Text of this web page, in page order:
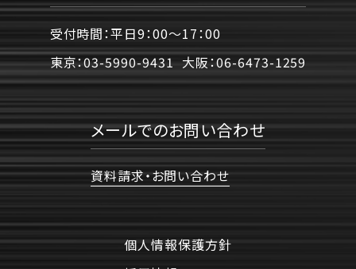
受付時間：平日9：00〜17：00
東京：03-5990-9431 大阪：06-6473-1259
メールでのお問い合わせ
資料請求・お問い合わせ
個人情報保護方針